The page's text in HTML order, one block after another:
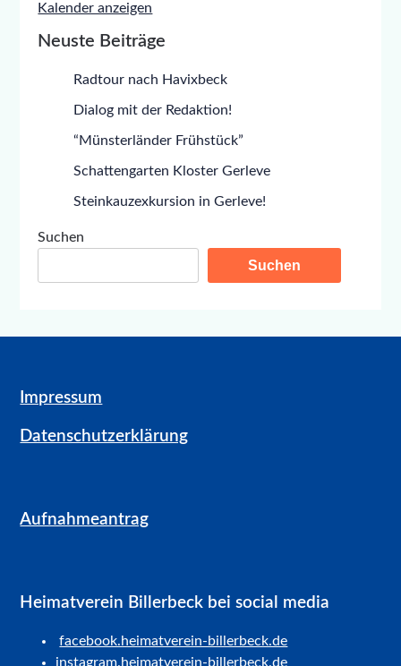
Kalender anzeigen
Neuste Beiträge
Radtour nach Havixbeck
Dialog mit der Redaktion!
“Münsterländer Frühstück”
Schattengarten Kloster Gerleve
Steinkauzexkursion in Gerleve!
Suchen
Suchen
Impressum
Datenschutzerklärung
Aufnahmeantrag
Heimatverein Billerbeck bei social media
facebook.heimatverein-billerbeck.de
instagram.heimatverein-billerbeck.de